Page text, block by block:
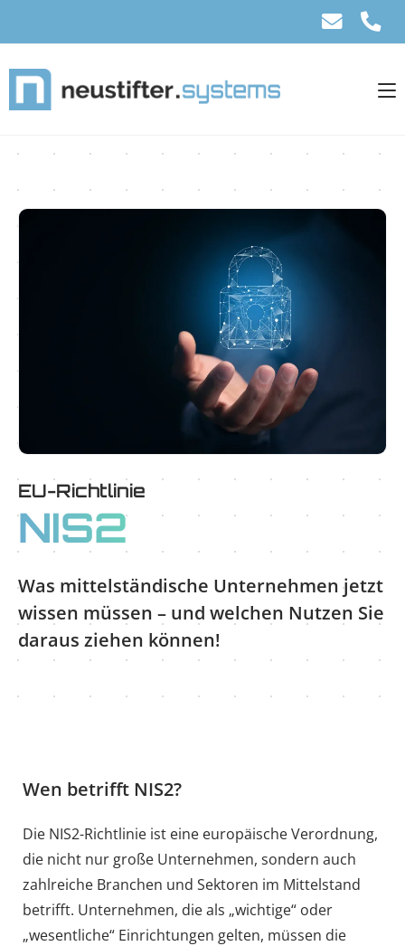
EU-Richtlinie
NIS2
Was mittelständische Unternehmen jetzt
wissen müssen – und welchen Nutzen Sie
daraus ziehen können!
Wen betrifft NIS2?
Die NIS2-Richtlinie ist eine europäische Verordnung,
die nicht nur große Unternehmen, sondern auch
zahlreiche Branchen und Sektoren im Mittelstand
betrifft. Unternehmen, die als „wichtige“ oder
„wesentliche“ Einrichtungen gelten, müssen die